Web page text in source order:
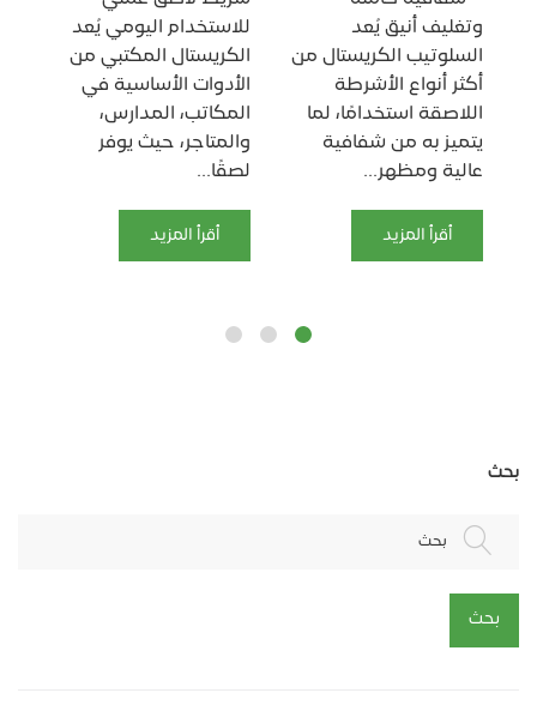
وتغليف أنيق يُعد
السلوتيب الكريستال من
أكثر أنواع الأشرطة
اللاصقة استخدامًا، لما
يتميز به من شفافية
عالية ومظهر...
أقرأ المزيد
للاستخدام اليومي يُعد
الكريستال المكتبي من
الأدوات الأساسية في
المكاتب، المدارس،
والمتاجر، حيث يوفر
لصقًا...
أقرأ المزيد
بحث
بحث
بحث